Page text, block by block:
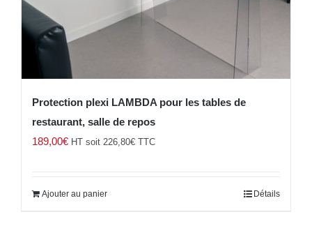
Protection plexi LAMBDA pour les tables de
restaurant, salle de repos
189,00€ HT soit 226,80€ TTC
Ajouter au panier Détails